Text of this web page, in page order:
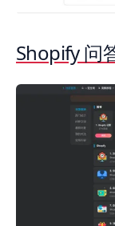
Shopify 问